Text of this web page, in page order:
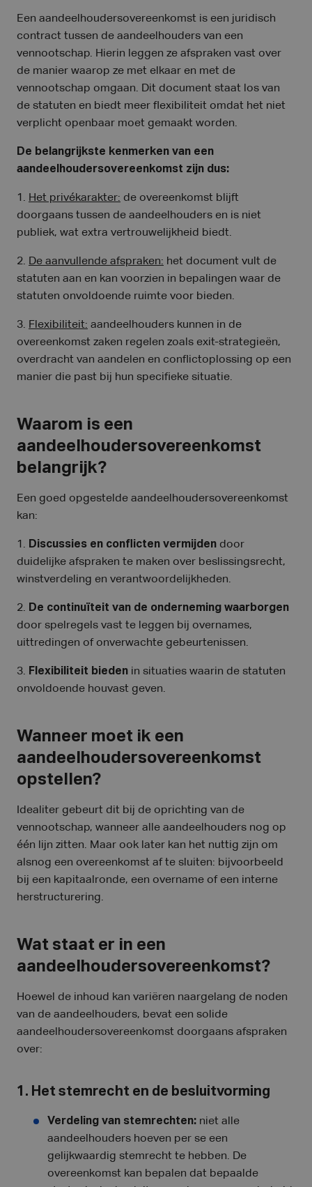
Een aandeelhoudersovereenkomst is een juridisch
contract tussen de aandeelhouders van een
vennootschap. Hierin leggen ze afspraken vast over
de manier waarop ze met elkaar en met de
vennootschap omgaan. Dit document staat los van
de statuten en biedt meer flexibiliteit omdat het niet
verplicht openbaar moet gemaakt worden.
De belangrijkste kenmerken van een
aandeelhoudersovereenkomst zijn dus:
1. Het privékarakter: de overeenkomst blijft
doorgaans tussen de aandeelhouders en is niet
publiek, wat extra vertrouwelijkheid biedt.
2. De aanvullende afspraken: het document vult de
statuten aan en kan voorzien in bepalingen waar de
statuten onvoldoende ruimte voor bieden.
3. Flexibiliteit: aandeelhouders kunnen in de
overeenkomst zaken regelen zoals exit-strategieën,
overdracht van aandelen en conflictoplossing op een
manier die past bij hun specifieke situatie.
Waarom is een
aandeelhoudersovereenkomst
belangrijk?
Een goed opgestelde aandeelhoudersovereenkomst
kan:
1. Discussies en conflicten vermijden door
duidelijke afspraken te maken over beslissingsrecht,
winstverdeling en verantwoordelijkheden.
2. De continuïteit van de onderneming waarborgen
door spelregels vast te leggen bij overnames,
uittredingen of onverwachte gebeurtenissen.
3. Flexibiliteit bieden in situaties waarin de statuten
onvoldoende houvast geven.
Wanneer moet ik een
aandeelhoudersovereenkomst
opstellen?
Idealiter gebeurt dit bij de oprichting van de
vennootschap, wanneer alle aandeelhouders nog op
één lijn zitten. Maar ook later kan het nuttig zijn om
alsnog een overeenkomst af te sluiten: bijvoorbeeld
bij een kapitaalronde, een overname of een interne
herstructurering.
Wat staat er in een
aandeelhoudersovereenkomst?
Hoewel de inhoud kan variëren naargelang de noden
van de aandeelhouders, bevat een solide
aandeelhoudersovereenkomst doorgaans afspraken
over:
1. Het stemrecht en de besluitvorming
Verdeling van stemrechten: niet alle
aandeelhouders hoeven per se een
gelijkwaardig stemrecht te hebben. De
overeenkomst kan bepalen dat bepaalde